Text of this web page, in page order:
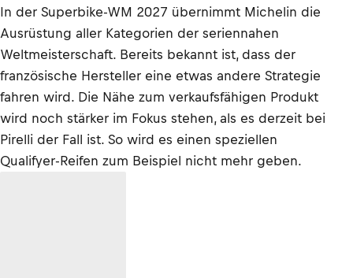
In der Superbike-WM 2027 übernimmt Michelin die
Ausrüstung aller Kategorien der seriennahen
Weltmeisterschaft. Bereits bekannt ist, dass der
französische Hersteller eine etwas andere Strategie
fahren wird. Die Nähe zum verkaufsfähigen Produkt
wird noch stärker im Fokus stehen, als es derzeit bei
Pirelli der Fall ist. So wird es einen speziellen
Qualifyer-Reifen zum Beispiel nicht mehr geben.